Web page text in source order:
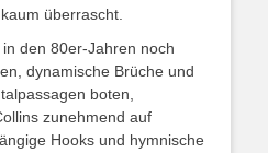
überrascht.
den 80er-Jahren noch
dynamische Brüche und
boten,
zunehmend auf
Hooks und hymnische